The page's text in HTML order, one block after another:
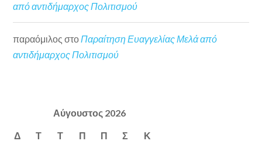
από αντιδήμαρχος Πολιτισμού
παραόμιλος στο Παραίτηση Ευαγγελίας Μελά από
αντιδήμαρχος Πολιτισμού
Αύγουστος 2026
Δ Τ Τ Π Π Σ Κ